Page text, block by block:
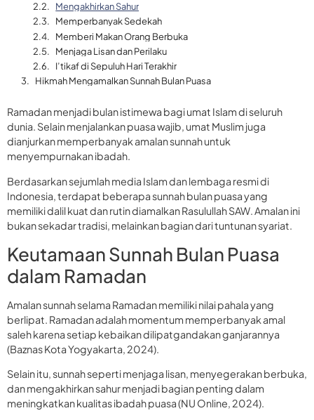
Mengakhirkan Sahur
Memperbanyak Sedekah
Memberi Makan Orang Berbuka
Menjaga Lisan dan Perilaku
I’tikaf di Sepuluh Hari Terakhir
Hikmah Mengamalkan Sunnah Bulan Puasa
Ramadan menjadi bulan istimewa bagi umat Islam di seluruh
dunia. Selain menjalankan puasa wajib, umat Muslim juga
dianjurkan memperbanyak amalan sunnah untuk
menyempurnakan ibadah.
Berdasarkan sejumlah media Islam dan lembaga resmi di
Indonesia, terdapat beberapa sunnah bulan puasa yang
memiliki dalil kuat dan rutin diamalkan Rasulullah SAW. Amalan ini
bukan sekadar tradisi, melainkan bagian dari tuntunan syariat.
Keutamaan Sunnah Bulan Puasa
dalam Ramadan
Amalan sunnah selama Ramadan memiliki nilai pahala yang
berlipat. Ramadan adalah momentum memperbanyak amal
saleh karena setiap kebaikan dilipatgandakan ganjarannya
(Baznas Kota Yogyakarta, 2024).
Selain itu, sunnah seperti menjaga lisan, menyegerakan berbuka,
dan mengakhirkan sahur menjadi bagian penting dalam
meningkatkan kualitas ibadah puasa (NU Online, 2024).